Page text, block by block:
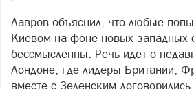
Лавров объяснил, что любые
Киевом на фоне новых западных
бессмысленны. Речь идёт о
Лондоне, где лидеры Британии,
вместе с Зеленским